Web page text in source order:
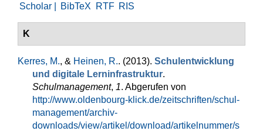
Scholar |
BibTeX RTF RIS
K
Kerres, M., & Heinen, R.. (2013). Schulentwicklung
und digitale Lerninfrastruktur.
Schulmanagement, 1. Abgerufen von
http://www.oldenbourg-klick.de/zeitschriften/schul-
management/archiv-
downloads/view/artikel/download/artikelnummer/s